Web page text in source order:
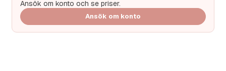
Ansök om konto och se priser.
Ansök om konto